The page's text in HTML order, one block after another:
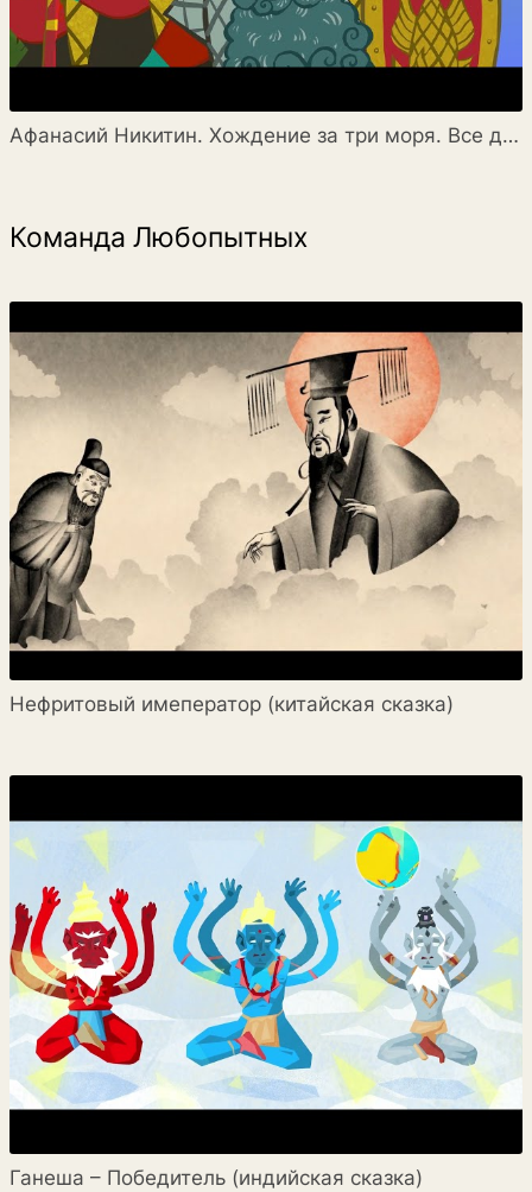
Афанасий Никитин. Хождение за три моря. Все дороги ведут в Рим
Команда Любопытных
Нефритовый имеператор (китайская сказка)
Ганеша – Победитель (индийская сказка)